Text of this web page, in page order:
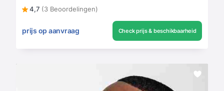
4,7 (3 Beoordelingen)
prijs op aanvraag Check prijs & beschikbaarheid